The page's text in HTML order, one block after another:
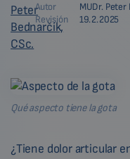
Autor
MUDr. Peter
Revisión
19.2.2025
Qué aspecto tiene la gota
¿Tiene dolor articular